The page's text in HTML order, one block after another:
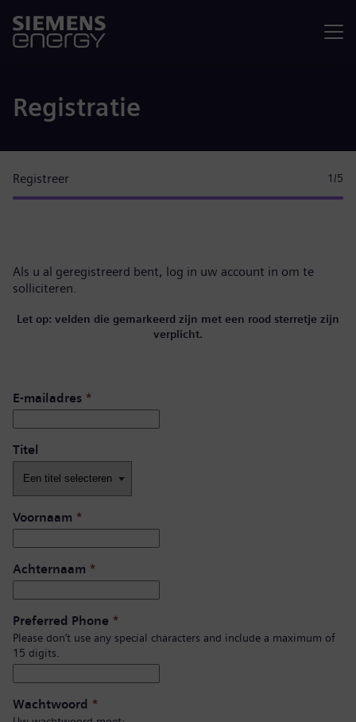
Registratie
Registreer 1 /5
Als u al geregistreerd bent, log in uw account in om te
solliciteren.
Let op: velden die gemarkeerd zijn met een rood sterretje zijn
verplicht.
E-mailadres *
Titel
Voornaam *
Achternaam *
Preferred Phone *
Please don’t use any special characters and include a maximum of
15 digits.
Wachtwoord *